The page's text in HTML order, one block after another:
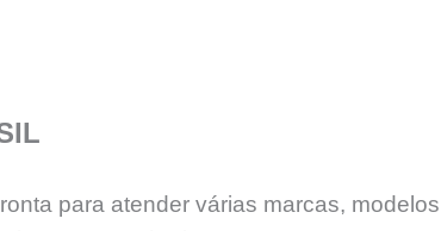
para atender várias marcas,